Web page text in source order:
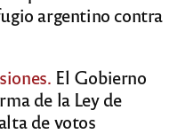
argentino contra
El Gobierno
de la Ley de
de votos